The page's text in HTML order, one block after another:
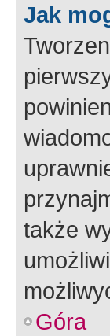
Jak
także
Góra